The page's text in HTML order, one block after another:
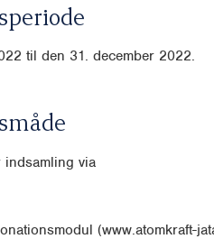
til den 31. december 2022.
via
(www.atomkraft-